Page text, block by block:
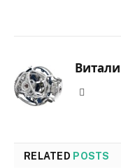
RELATED POSTS